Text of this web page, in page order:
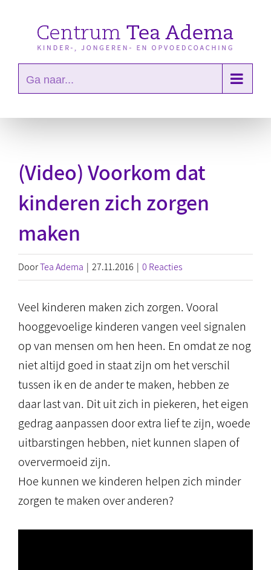
Ga naar...
(Video) Voorkom dat
kinderen zich zorgen
maken
DoorTea Adema | 27.11.2016 | 0 Reacties
Veel kinderen maken zich zorgen. Vooral
hooggevoelige kinderen vangen veel signalen
op van mensen om hen heen. En omdat ze nog
niet altijd goed in staat zijn om het verschil
tussen ik en de ander te maken, hebben ze
daar last van. Dit uit zich in piekeren, het eigen
gedrag aanpassen door extra lief te zijn, woede
uitbarstingen hebben, niet kunnen slapen of
oververmoeid zijn.
Hoe kunnen we kinderen helpen zich minder
zorgen te maken over anderen?